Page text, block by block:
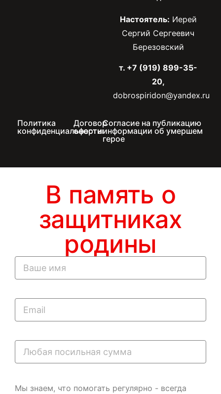
Настоятель: Иерей
Сергий Сергеевич
Березовский
т. +7 (919) 899-35-
20,
dobrospiridon@yandex.ru
Политика
конфиденциальности
Договор
оферты
Согласие на публикацию
информации об умершем
герое
В память о
защитниках
родины
Мы знаем, что помогать регулярно - всегда